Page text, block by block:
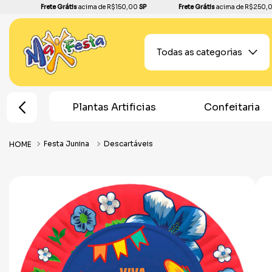
Frete Grátisacima de R$150,00 SP Frete Grátisacima de
Todas as categorias
Confeitaria Home Decor
Festa Junina Descartáveis